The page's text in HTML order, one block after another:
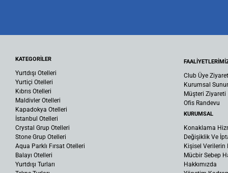
KATEGORİLER
Yurtdışı Otelleri
Yurtiçi Otelleri
Kıbrıs Otelleri
Maldivler Otelleri
Kapadokya Otelleri
İstanbul Otelleri
Crystal Grup Otelleri
Stone Grup Otelleri
Aqua Parklı Fırsat Otelleri
Balayı Otelleri
Yurtdışı Turları
Club Üye
Kurumsal
Müşteri Ziyareti
Ofis Randevu
KURUMSAL
Konaklama
Değişiklik Ve
Kişisel Verilerin
Mücbir Sebep
Hakkımızda